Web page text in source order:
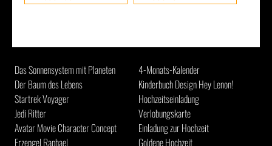
Das Sonnensystem mit Planeten
Der Baum des Lebens
Startrek Voyager
Jedi Ritter
Avatar Movie Character Concept
Erzengel Raphael
4-Monats-Kalender
Kinderbuch Design Hey Lenon!
Hochzeitseinladung
Verlobungskarte
Einladung zur Hochzeit
Goldene Hochzeit